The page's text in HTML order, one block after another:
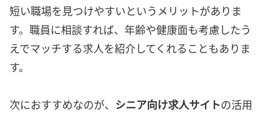
短い職場を見つけやすいというメリットがありま
す。職員に相談すれば、年齢や健康面も考慮したう
えでマッチする求人を紹介してくれることもありま
す。
次におすすめなのが、 シニア向け求人サイトの活用